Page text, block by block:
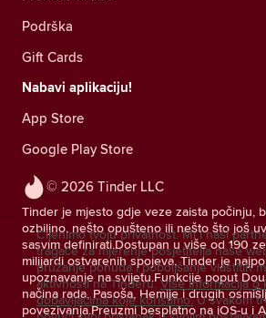
© 2026 Tinder LLC
Tinder je mjesto gdje veze zaista počinju,
ozbiljno, nešto opušteno ili nešto što još
sasvim definirati.Dostupan u više od 190
milijardi ostvarenih spojeva, Tinder je
upoznavanje na svijetu.Funkcije poput
načina rada, Pasoša, Hemije i drugih
povezivanja.Preuzmi besplatno na iOS-u i
Podrška
Gift Cards
Nabavi aplikaciju!
App Store
Google Play Store
Cijenimo tvoju privatnost. Mi i naši
tragače za mjerenje posjetitelja naše
pružanje ponuda i poboljšanje vlastitih
aktivnosti na Tinderu. Više informacija o
dobavljačima koje koristimo. U svakom